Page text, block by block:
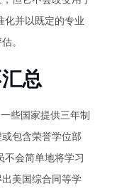
化并以既定的专业
。
总
些国家提供三年制
包含荣誉学位部
不会简单地将学习
美国综合同等学